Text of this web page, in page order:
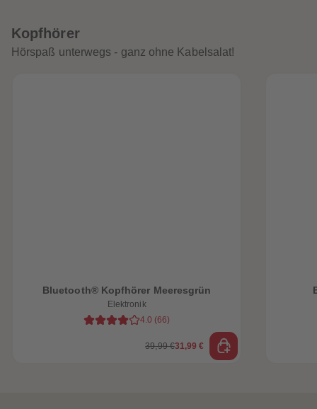
Kopfhörer
Hörspaß unterwegs - ganz ohne Kabelsalat!
Bluetooth® Kopfhörer Meeresgrün
Elektronik
4.0 (66)
39,99 €31,99 €